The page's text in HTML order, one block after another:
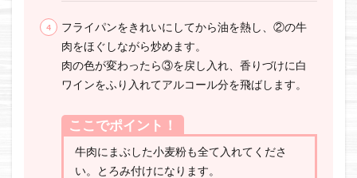
フライパンをきれいにしてから油を熱し、②の牛
肉をほぐしながら炒めます。
肉の色が変わったら③を戻し入れ、香りづけに白
ワインをふり入れてアルコール分を飛ばします。
ここでポイント！
牛肉にまぶした小麦粉も全て入れてくださ
い。とろみ付けになります。